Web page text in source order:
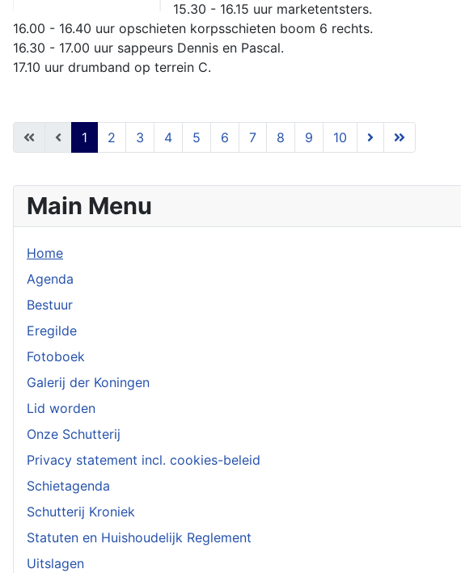
Main Menu
Home
Agenda
Bestuur
Eregilde
Fotoboek
Galerij der Koningen
Lid worden
Onze Schutterij
Privacy statement incl. cookies-beleid
Schietagenda
Schutterij Kroniek
Statuten en Huishoudelijk Reglement
Uitslagen
15.30 - 16.15 uur marketentsters.
16.00 - 16.40 uur opschieten korpsschieten boom 6 rechts.
16.30 - 17.00 uur sappeurs Dennis en Pascal.
17.10 uur drumband op terrein C.
1 2 3 4 5 6 7 8 9 10